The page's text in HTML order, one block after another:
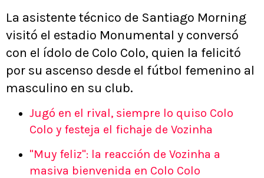
La asistente técnico de Santiago Morning
visitó el estadio Monumental y conversó
con el ídolo de Colo Colo, quien la felicitó
por su ascenso desde el fútbol femenino al
masculino en su club.
Jugó en el rival, siempre lo quiso Colo
Colo y festeja el fichaje de Vozinha
"Muy feliz": la reacción de Vozinha a
masiva bienvenida en Colo Colo